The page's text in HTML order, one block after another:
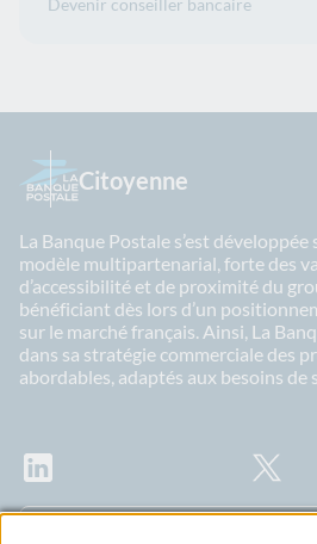
Devenir conseiller bancaire
Citoyenne
La Banque Postale s’est développée
modèle multipartenarial, forte des
d’accessibilité et de proximité du
bénéficiant dès lors d’un
sur le marché français. Ainsi, La
dans sa stratégie commerciale des
abordables, adaptés aux besoins de